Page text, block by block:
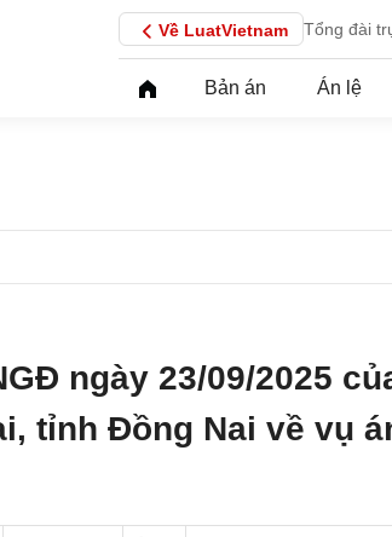
Về LuatVietnam Tổng đài
Bản án Án lệ
ngày 23/09/2025
tỉnh Đồng Nai về vụ